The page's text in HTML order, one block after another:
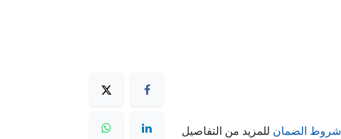
شروط الضمان للمزيد من التفاصيل